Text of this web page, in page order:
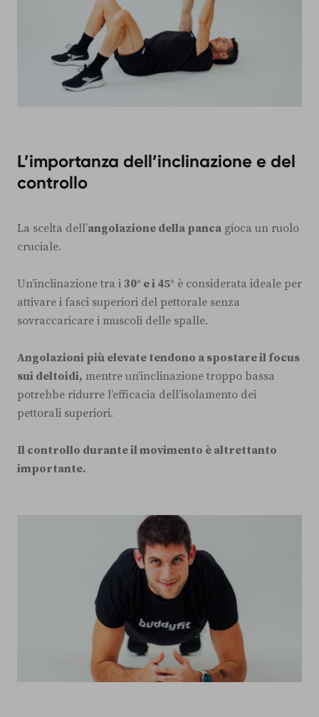
L’importanza dell’inclinazione e del
controllo
La scelta dell’angolazione della panca gioca un ruolo
cruciale.
Un’inclinazione tra i 30° e i 45° è considerata ideale per
attivare i fasci superiori del pettorale senza
sovraccaricare i muscoli delle spalle.
Angolazioni più elevate tendono a spostare il focus
sui deltoidi, mentre un’inclinazione troppo bassa
potrebbe ridurre l’efficacia dell’isolamento dei
pettorali superiori.
Il controllo durante il movimento è altrettanto
importante.